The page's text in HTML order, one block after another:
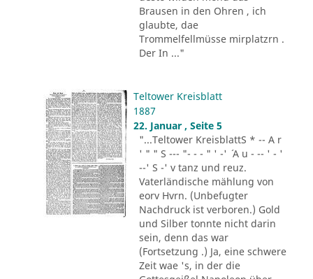
Brausen in den Ohren , ich
glaubte, dae
Trommelfellmüsse mirplatzrn .
Der In ..."
Teltower Kreisblatt
1887
22. Januar , Seite 5
"...Teltower KreisblattS * -- A r
' " " S --- "- - - " ' -' ´ A u - -- ' - '
--' S -' v tanz und reuz.
Vaterländische mählung von
eorv Hvrn. (Unbefugter
Nachdruck ist verboren.) Gold
und Silber tonnte nicht darin
sein, denn das war
(Fortsetzung .) Ja, eine schwere
Zeit wae 's, in der die